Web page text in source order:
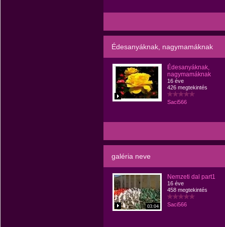
Édesanyáknak, nagymamáknak
Édesanyáknak,
nagymamáknak
16 éve
426 megtekintés
Saci566
galéria neve
03:04
Nemzeti dal part1
16 éve
458 megtekintés
Saci566